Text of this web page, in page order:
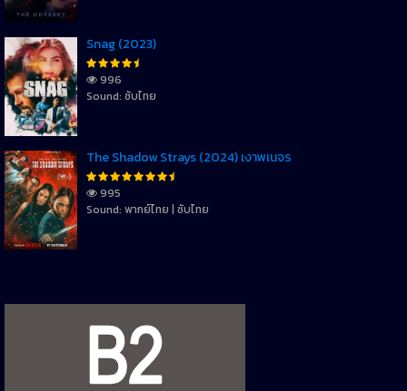
Snag (2023)
996
Sound: ซับไทย
The Shadow Strays (2024) เงาพเนจร
995
Sound: พากย์ไทย | ซับไทย